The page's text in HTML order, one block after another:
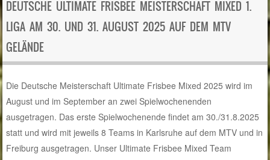
DEUTSCHE ULTIMATE FRISBEE MEISTERSCHAFT MIXED 1.
LIGA AM 30. UND 31. AUGUST 2025 AUF DEM MTV
GELÄNDE
Die Deutsche Meisterschaft Ultimate Frisbee Mixed 2025 wird im
August und im September an zwei Spielwochenenden
ausgetragen. Das erste Spielwochenende findet am 30./31.8.2025
statt und wird mit jeweils 8 Teams in Karlsruhe auf dem MTV und in
Freiburg ausgetragen. Unser Ultimate Frisbee Mixed Team